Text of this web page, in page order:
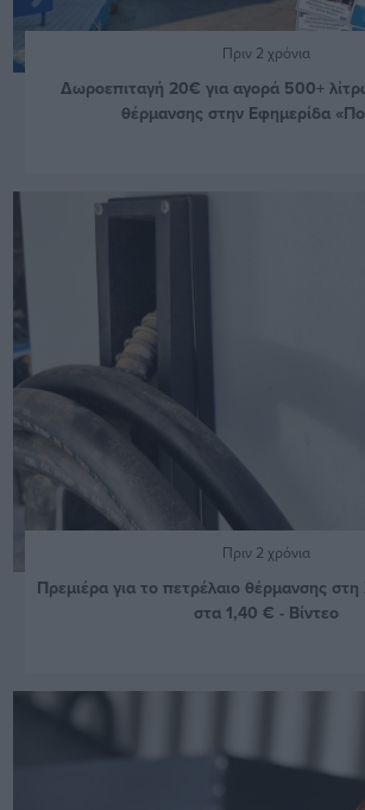
Πριν 2 χρόνια
Δωροεπιταγή 20€ για αγορά 500+
θέρμανσης στην Εφημερίδα
Πριν 2 χρόνια
Πρεμιέρα για το πετρέλαιο θέρμανσης στη
στα 1,40 € - Βίντεο